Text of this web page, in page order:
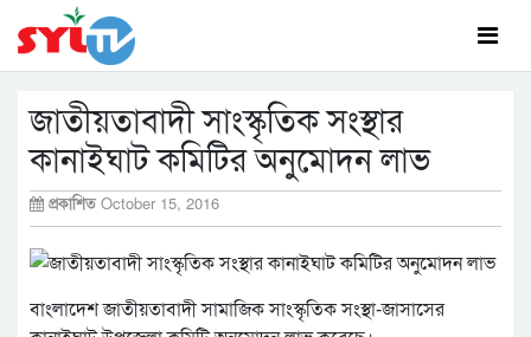
জাতীয়তাবাদী সাংস্কৃতিক সংস্থার
কানাইঘাট কমিটির অনুমোদন লাভ
প্রকাশিত October 15, 2016
বাংলাদেশ জাতীয়তাবাদী সামাজিক সাংস্কৃতিক সংস্থা-জাসাসের